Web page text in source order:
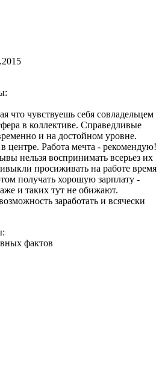
что чувствуешь себя совладельцем
в коллективе. Справедливые
и на достойном уровне.
Работа мечта - рекомендую!
нельзя воспринимать всерьез их
просиживать на работе время
получать хорошую зарплату -
и таких тут не обижают.
заработать и всячески
фактов